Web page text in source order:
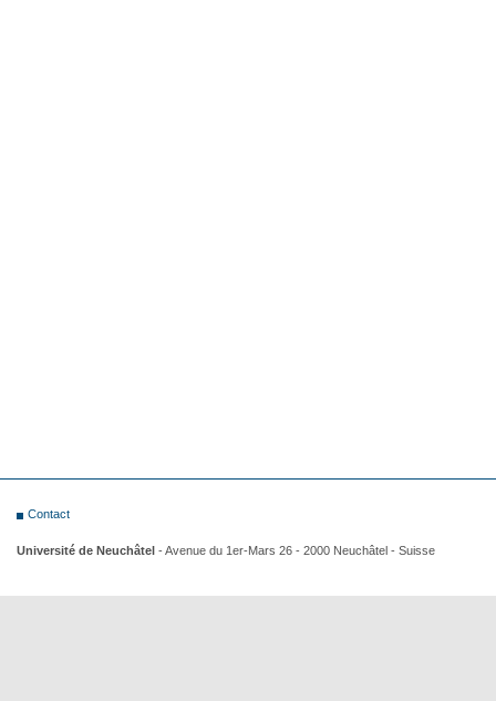
Contact
Université de Neuchâtel - Avenue du 1er-Mars 26 - 2000 Neuchâtel - Suisse